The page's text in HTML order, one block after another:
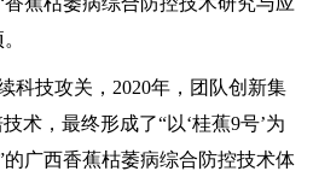
技攻关，2020年，团队创新集
术，最终形成了“以‘桂蕉9号’为
广西香蕉枯萎病综合防控技术体